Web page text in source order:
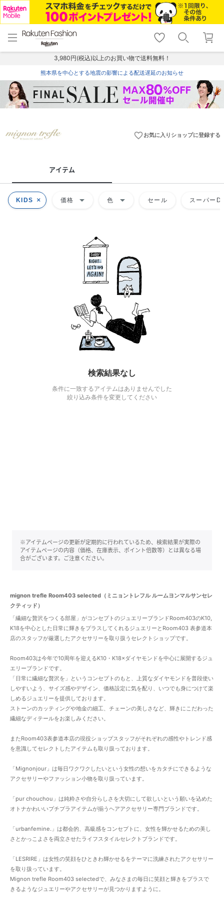
menu home
トップ
shopping_cart lock_outline
ログイン
3,980円(税込)以上のお買い物で送料無料！
熊本県を中心とする地震の影響による配送遅延のお知らせ
favorite_borderお気に入りショップに登録する
アイテム
KIDS 価格 arrow_drop_down 色 arrow_drop_down セール スーパー
検索結果なし
条件に一致するアイテムはありませんでした
絞り込み条件を変更してください
※アイテムページの更新が定期的に行われているため、検索結果が実際の
アイテムページの内容（価格、在庫表示、ポイント倍数等）とは異なる場
合がございます。ご注意ください。
mignon trefle Room403 selected（ミニョントレフル ルームヨンマルサンセレ
クティッド）
「繊細な贅沢をつくる部屋」がコンセプトのジュエリーブランドRoom403のK10,
K18を中心とした日常に輝きをプラスしてくれるジュエリーとRoom403 表参道本
店のスタッフが厳選したアクセサリーを取り扱うセレクトショップです。
Room403は今年で10周年を迎えるK10・K18×ダイヤモンドを中心に展開するジュ
エリーブランドです。
「日常に繊細な贅沢を」というコンセプトのもと、上質なダイヤモンドを普段使い
しやすいよう、サイズ感やデザイン、価格設定に気を配り、いつでも身につけて楽
しめるジュエリーを提供しております。
ストーンのカッティングや地金の細工、チェーンの美しさなど、輝きにこだわった
繊細なディテールをお楽しみください。
またRoom403表参道本店の現役ショップスタッフがそれぞれの感性やトレンド感
を意識してセレクトしたアイテムも取り扱っております。
「Mignonjour」は毎日ワクワクしたいという女性の想いをカタチにできるような
アクセサリーやファッション小物を取り扱っています。
「pur chouchou」は純粋さや自分らしさを大切にして欲しいという願いを込めた
オトナかわいいプチプラアイテムが揃うヘアアクセサリー専門ブランドです。
「urbanfemine.」は都会的、高級感をコンセプトに、女性を輝かせるための美し
さとかっこよさを両立させたライフスタイルセレクトブランドです。
「LESRIRE」は女性の笑顔をひときわ輝かせるをテーマに洗練されたアクセサリー
を取り扱っています。
Mignon trefle Room403 selectedで、みなさまの毎日に笑顔と輝きをプラスで
きるようなジュエリーやアクセサリーが見つかりますように。